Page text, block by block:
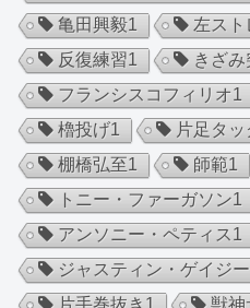
亀田興毅1 左スト
反復練習1 きざみ
フランシスコフィリオ1
櫓投げ1 片足タ
棚橋弘至1 師範1
トニー・ファーガソン1
アンソニー・ペティス1
ジャスティン・ゲイジー
片手巻抜き 1 獣神